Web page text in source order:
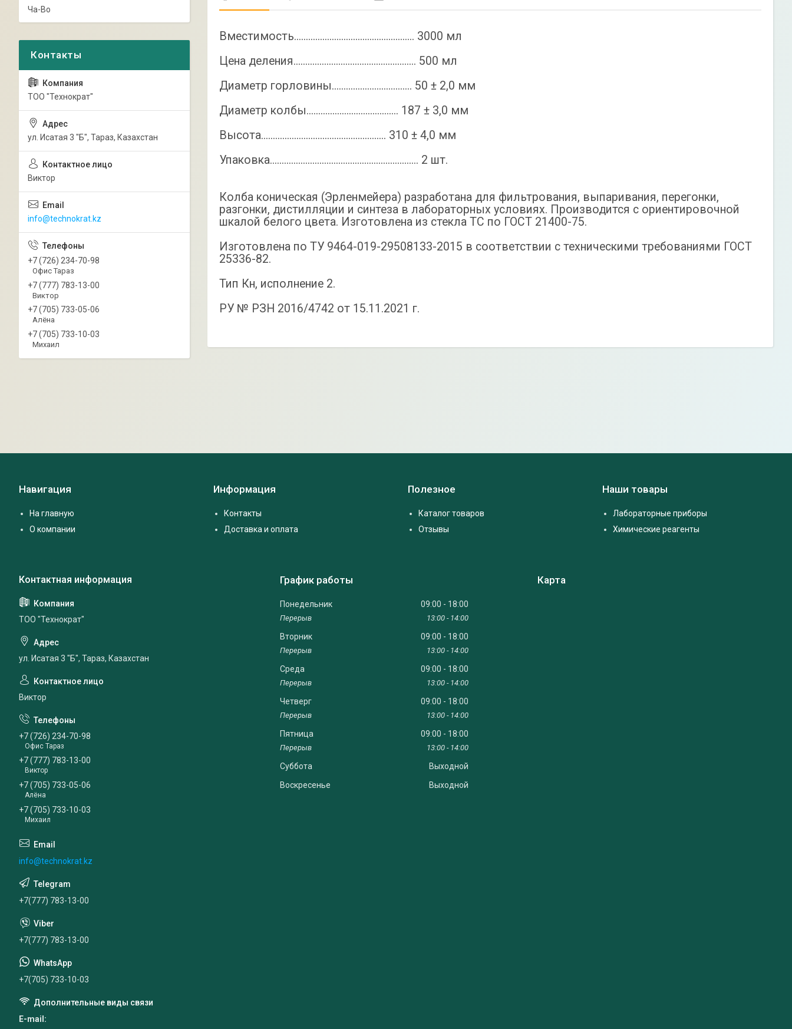
Вместимость................................................... 3000 мл
Цена деления.................................................... 500 мл
Диаметр горловины.................................. 50 ± 2,0 мм
Диаметр колбы....................................... 187 ± 3,0 мм
Высота..................................................... 310 ± 4,0 мм
Упаковка............................................................... 2 шт.
Колба коническая (Эрленмейера) разработана для фильтрования, выпаривания, перегонки,
разгонки, дистилляции и синтеза в лабораторных условиях. Производится с ориентировочной
шкалой белого цвета. Изготовлена из стекла ТС по ГОСТ 21400-75.
Изготовлена по ТУ 9464-019-29508133-2015 в соответствии с техническими требованиями ГОСТ
25336-82.
Тип Кн, исполнение 2.
РУ № РЗН 2016/4742 от 15.11.2021 г.
Ча-Во
ТОО "Технократ"
ул. Исатая 3 "Б", Тараз, Казахстан
Виктор
info@technokrat.kz
+7 (726) 234-70-98
Офис Тараз
+7 (777) 783-13-00
Виктор
+7 (705) 733-05-06
Алёна
+7 (705) 733-10-03
Михаил
Навигация
На главную
О компании
Информация
Контакты
Доставка и оплата
Полезное
Каталог товаров
Отзывы
Наши товары
Лабораторные приборы
Химические реагенты
ТОО "Технократ"
ул. Исатая 3 "Б", Тараз, Казахстан
Виктор
+7 (726) 234-70-98
Офис Тараз
+7 (777) 783-13-00
Виктор
+7 (705) 733-05-06
Алёна
+7 (705) 733-10-03
Михаил
info@technokrat.kz
+7(777) 783-13-00
+7(777) 783-13-00
+7(705) 733-10-03
E-mail
График работы
Понедельник 09:00 18:00
13:00 14:00
Вторник 09:00 18:00
13:00 14:00
Среда 09:00 18:00
13:00 14:00
Четверг 09:00 18:00
13:00 14:00
Пятница 09:00 18:00
13:00 14:00
Суббота
Выходной
Воскресенье
Выходной
Карта